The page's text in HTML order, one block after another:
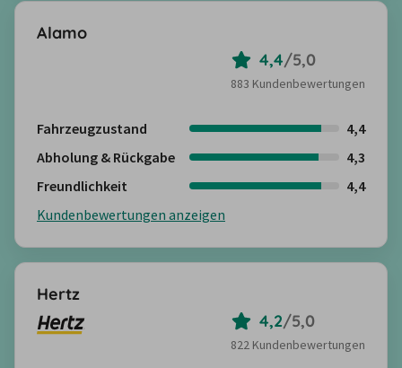
Alamo
4,4/5,0
883 Kundenbewertungen
Fahrzeugzustand
4,4
Abholung & Rückgabe
4,3
Freundlichkeit
4,4
Kundenbewertungen anzeigen
Hertz
4,2/5,0
822 Kundenbewertungen